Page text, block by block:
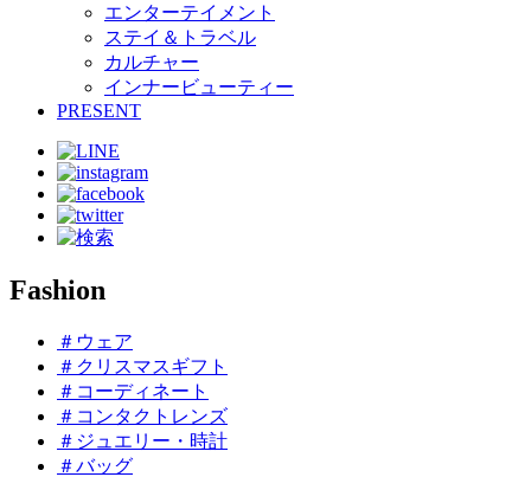
エンターテイメント
ステイ＆トラベル
カルチャー
インナービューティー
PRESENT
Fashion
＃ウェア
＃クリスマスギフト
＃コーディネート
＃コンタクトレンズ
＃ジュエリー・時計
＃バッグ